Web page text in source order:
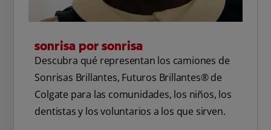
sonrisa por sonrisa
Descubra qué representan los camiones de
Sonrisas Brillantes, Futuros Brillantes® de
Colgate para las comunidades, los niños, los
dentistas y los voluntarios a los que sirven.